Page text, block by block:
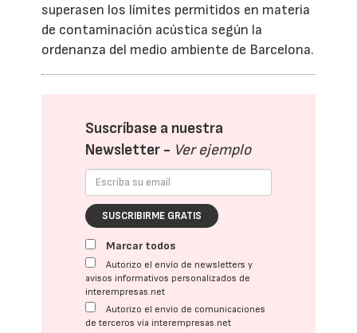
superasen los límites permitidos en materia
de contaminación acústica según la
ordenanza del medio ambiente de Barcelona.
Suscríbase a nuestra
Newsletter - Ver ejemplo
SUSCRIBIRME GRATIS
Marcar todos
Autorizo el envío de newsletters y
avisos informativos personalizados de
interempresas.net
Autorizo el envío de comunicaciones
de terceros vía interempresas.net